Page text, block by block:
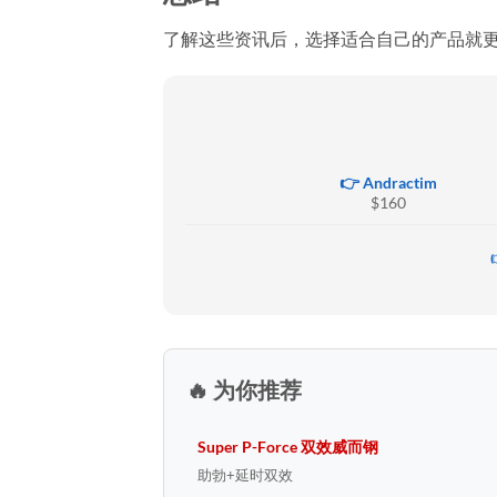
了解这些资讯后，选择适合自己的产品就
👉 Andractim
$160
🔥 为你推荐
Super P-Force 双效威而钢
助勃+延时双效